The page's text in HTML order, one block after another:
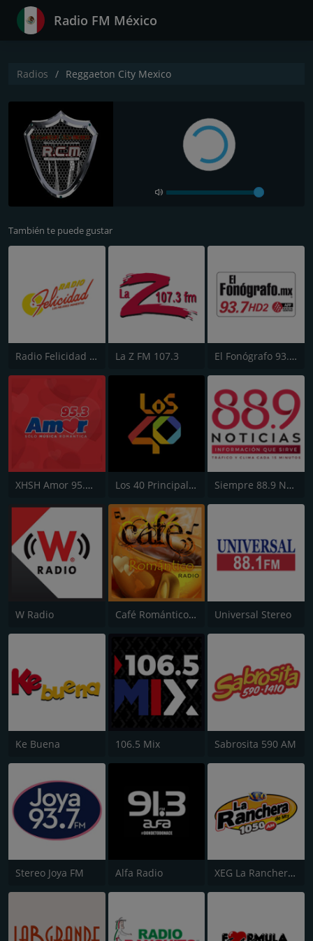
Radio FM México
Radios Reggaeton City Mexico
También te puede gustar
Radio Felicidad 1180 AM La Z FM 107.3 El Fonógrafo 93.7 FM HD2
XHSH Amor 95.3 FM Los 40 Principales Siempre 88.9 Noticias
W Radio Café Romántico Radio Universal Stereo
Ke Buena 106.5 Mix Sabrosita 590 AM
Stereo Joya FM Alfa Radio XEG La Ranchera de Monterrey